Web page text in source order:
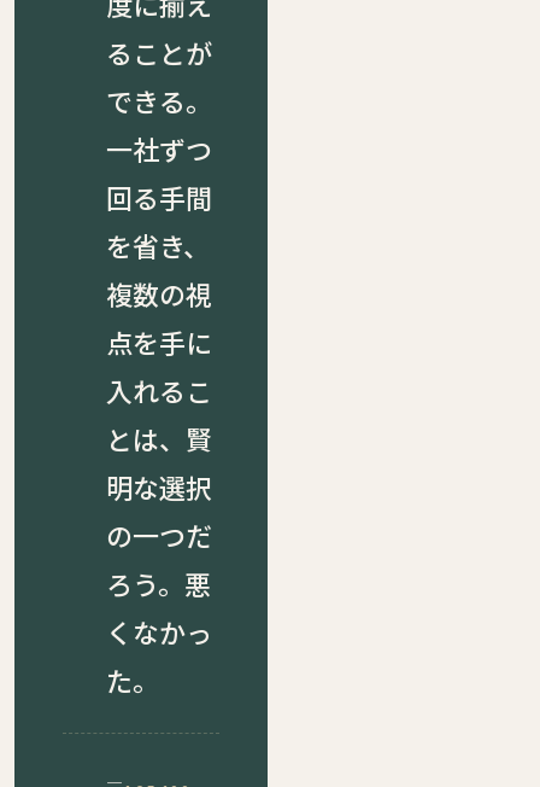
ることが
できる。
一社ずつ
回る手間
を省き、
複数の視
点を手に
入れるこ
とは、賢
明な選択
の一つだ
ろう。悪
くなかっ
た。
—